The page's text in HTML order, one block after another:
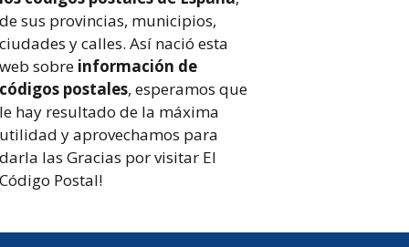
de sus provincias, municipios,
ciudades y calles. Así nació esta
web sobre información de
códigos postales, esperamos que
le hay resultado de la máxima
utilidad y aprovechamos para
darla las Gracias por visitar El
Código Postal!